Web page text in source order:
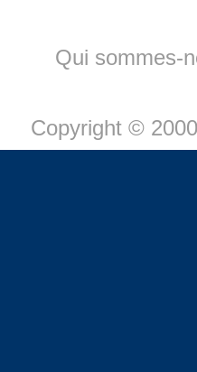
Qui sommes-
Copyright ©